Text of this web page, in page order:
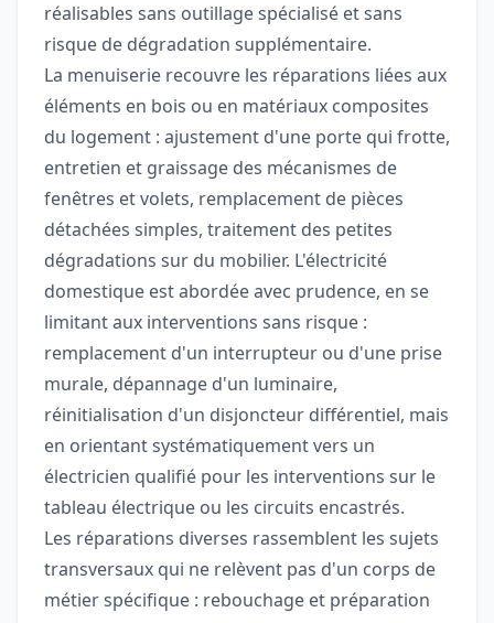
réalisables sans outillage spécialisé et sans
risque de dégradation supplémentaire.
La menuiserie recouvre les réparations liées aux
éléments en bois ou en matériaux composites
du logement : ajustement d'une porte qui frotte,
entretien et graissage des mécanismes de
fenêtres et volets, remplacement de pièces
détachées simples, traitement des petites
dégradations sur du mobilier. L'électricité
domestique est abordée avec prudence, en se
limitant aux interventions sans risque :
remplacement d'un interrupteur ou d'une prise
murale, dépannage d'un luminaire,
réinitialisation d'un disjoncteur différentiel, mais
en orientant systématiquement vers un
électricien qualifié pour les interventions sur le
tableau électrique ou les circuits encastrés.
Les réparations diverses rassemblent les sujets
transversaux qui ne relèvent pas d'un corps de
métier spécifique : rebouchage et préparation